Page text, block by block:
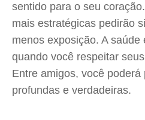
sentido para o seu
mais estratégicas pedirão
menos exposição. A
quando você respeitar
Entre amigos, você
profundas e verdadeiras.